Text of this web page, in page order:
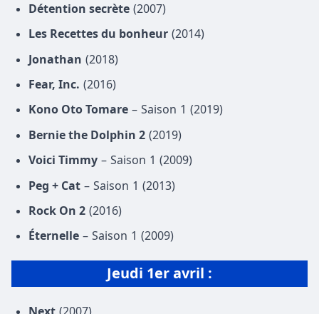
Détention secrète (2007)
Les Recettes du bonheur (2014)
Jonathan (2018)
Fear, Inc. (2016)
Kono Oto Tomare – Saison 1 (2019)
Bernie the Dolphin 2 (2019)
Voici Timmy – Saison 1 (2009)
Peg + Cat – Saison 1 (2013)
Rock On 2 (2016)
Éternelle – Saison 1 (2009)
Jeudi 1er avril :